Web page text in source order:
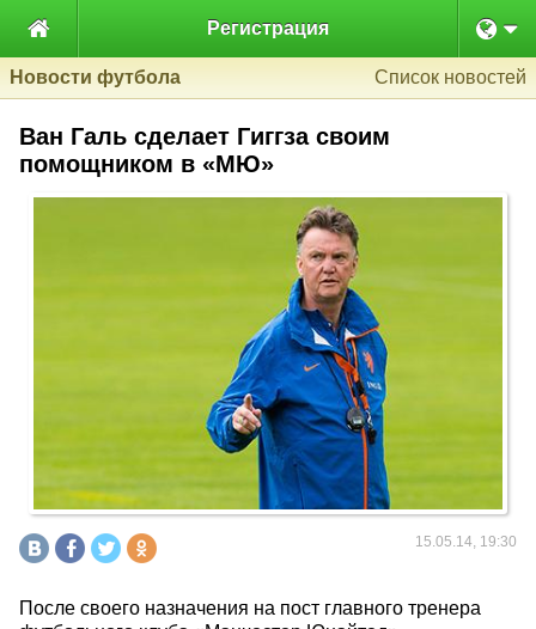
 Регистрация
Новости футбола Список новостей
Ван Галь сделает Гиггза своим
помощником в «МЮ»
15.05.14, 19:30
После своего назначения на пост главного тренера